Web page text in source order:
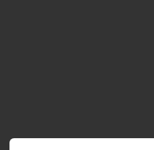
Stadt: Valparaíso